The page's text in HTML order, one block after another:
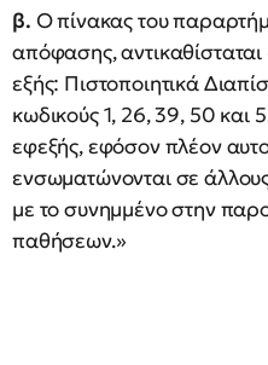
β. Ο πίνακας του
απόφασης,
εξής: Πιστοποιητικά
κωδικούς 1, 26, 39, 50 και
εφεξής, εφόσον πλέον
ενσωματώνονται σε
με το συνημμένο στην
παθήσεων.»